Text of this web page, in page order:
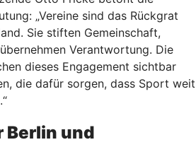
„Vereine sind das Rückgrat
Sie stiften Gemeinschaft,
Verantwortung. Die
dieses Engagement sichtbar
die dafür sorgen, dass Sport weit
Berlin und